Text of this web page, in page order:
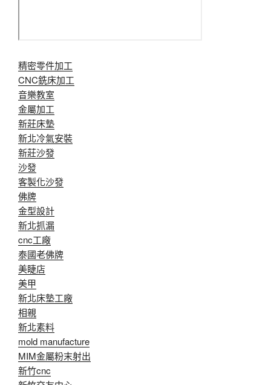
精密零件加工
CNC銑床加工
音樂教室
金屬加工
新莊床墊
新北冷氣安裝
新莊沙發
沙發
客製化沙發
佛牌
金型設計
新北抓漏
cnc工廠
泰國老佛牌
美睫店
美甲
新北床墊工廠
相親
新北素料
mold manufacture
MIM金屬粉末射出
新竹cnc